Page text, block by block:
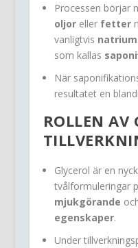
Processen börjar
oljoreller fetter
vanligtvis
som kallas
När
resultatet en
ROLLEN AV
Glycerol är en
tvålformuleringar
mjukgörande
egenskaper.
Under